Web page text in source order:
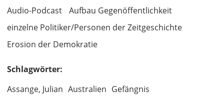
Audio-Podcast
Aufbau Gegenöffentlichkeit
einzelne Politiker/Personen der Zeitgeschichte
Erosion der Demokratie
Schlagwörter:
Assange, Julian Australien Gefängnis